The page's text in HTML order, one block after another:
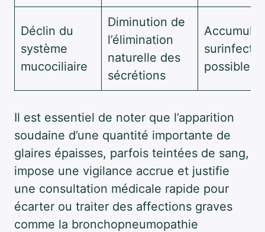
Déclin du
système
mucociliaire
Diminution de
l’élimination
naturelle des
sécrétions
possible
Il est essentiel de noter que l’apparition
soudaine d’une quantité importante de
glaires épaisses, parfois teintées de sang,
impose une vigilance accrue et justifie
une consultation médicale rapide pour
écarter ou traiter des affections graves
comme la bronchopneumopathie